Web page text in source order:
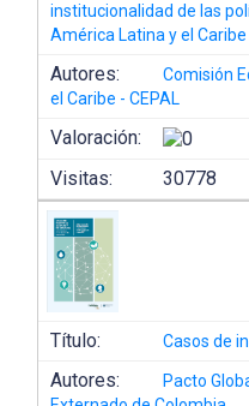
institucionalidad de las
América Latina y el Caribe
Autores:
Comisión
el Caribe - CEPAL
Valoración:
Visitas:
30778
Título: Casos de
Autores: Pacto